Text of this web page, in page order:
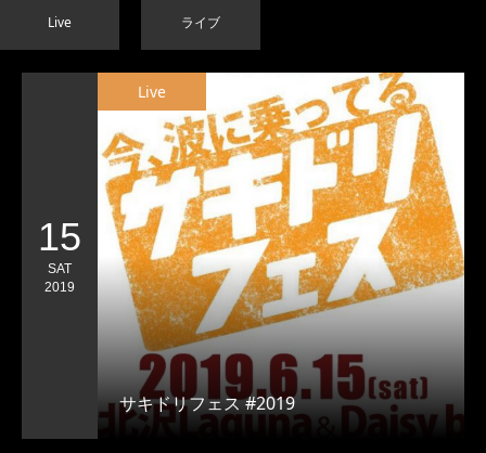
Live ライブ
15
SAT
2019
サキドリフェス #2019
Live